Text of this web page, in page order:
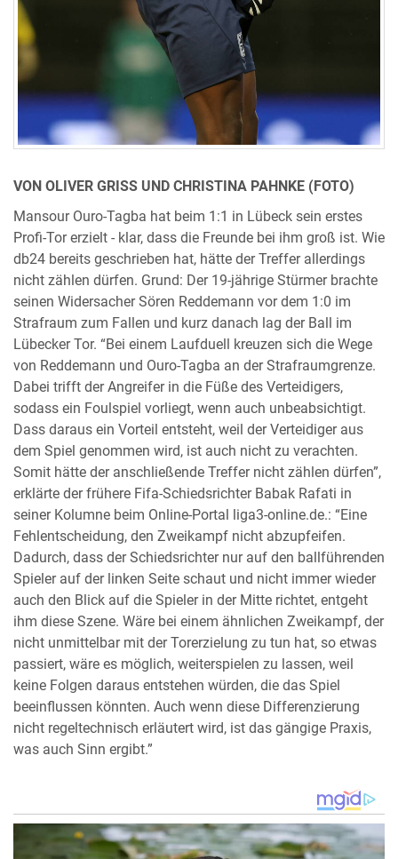
VON OLIVER GRISS UND CHRISTINA PAHNKE (FOTO)
Mansour Ouro-Tagba hat beim 1:1 in Lübeck sein erstes
Profi-Tor erzielt - klar, dass die Freunde bei ihm groß ist. Wie
db24 bereits geschrieben hat, hätte der Treffer allerdings
nicht zählen dürfen. Grund: Der 19-jährige Stürmer brachte
seinen Widersacher Sören Reddemann vor dem 1:0 im
Strafraum zum Fallen und kurz danach lag der Ball im
Lübecker Tor. “Bei einem Laufduell kreuzen sich die Wege
von Reddemann und Ouro-Tagba an der Strafraumgrenze.
Dabei trifft der Angreifer in die Füße des Verteidigers,
sodass ein Foulspiel vorliegt, wenn auch unbeabsichtigt.
Dass daraus ein Vorteil entsteht, weil der Verteidiger aus
dem Spiel genommen wird, ist auch nicht zu verachten.
Somit hätte der anschließende Treffer nicht zählen dürfen”,
erklärte der frühere Fifa-Schiedsrichter Babak Rafati in
seiner Kolumne beim Online-Portal liga3-online.de.: “Eine
Fehlentscheidung, den Zweikampf nicht abzupfeifen.
Dadurch, dass der Schiedsrichter nur auf den ballführenden
Spieler auf der linken Seite schaut und nicht immer wieder
auch den Blick auf die Spieler in der Mitte richtet, entgeht
ihm diese Szene. Wäre bei einem ähnlichen Zweikampf, der
nicht unmittelbar mit der Torerzielung zu tun hat, so etwas
passiert, wäre es möglich, weiterspielen zu lassen, weil
keine Folgen daraus entstehen würden, die das Spiel
beeinflussen könnten. Auch wenn diese Differenzierung
nicht regeltechnisch erläutert wird, ist das gängige Praxis,
was auch Sinn ergibt.”